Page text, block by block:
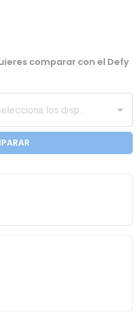
comparar con el Defy